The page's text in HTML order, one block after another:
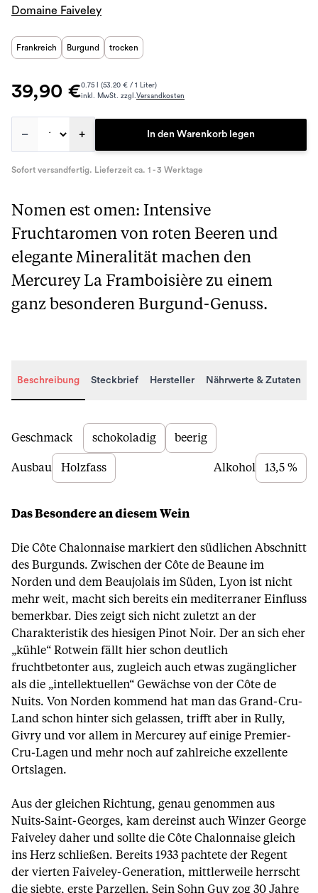
Domaine Faiveley
Frankreich Burgund trocken
39,90 €0.75 l (53.20 € / 1 Liter)
inkl. MwSt. zzgl.Versandkosten
– + In den Warenkorb legen
Sofort versandfertig. Lieferzeit ca. 1 - 3 Werktage
Nomen est omen: Intensive
Fruchtaromen von roten Beeren und
elegante Mineralität machen den
Mercurey La Framboisière zu einem
ganz besonderen Burgund-Genuss.
Beschreibung Steckbrief Hersteller Nährwerte & Zutaten
Beschreibung
Geschmack schokoladig beerig
Ausbau Holzfass Alkohol 13,5 %
Das Besondere an diesem Wein
Die Côte Chalonnaise markiert den südlichen Abschnitt
des Burgunds. Zwischen der Côte de Beaune im
Norden und dem Beaujolais im Süden, Lyon ist nicht
mehr weit, macht sich bereits ein mediterraner Einfluss
bemerkbar. Dies zeigt sich nicht zuletzt an der
Charakteristik des hiesigen Pinot Noir. Der an sich eher
„kühle“ Rotwein fällt hier schon deutlich
fruchtbetonter aus, zugleich auch etwas zugänglicher
als die „intellektuellen“ Gewächse von der Côte de
Nuits. Von Norden kommend hat man das Grand-Cru-
Land schon hinter sich gelassen, trifft aber in Rully,
Givry und vor allem in Mercurey auf einige Premier-
Cru-Lagen und mehr noch auf zahlreiche exzellente
Ortslagen.
Aus der gleichen Richtung, genau genommen aus
Nuits-Saint-Georges, kam dereinst auch Winzer George
Faiveley daher und sollte die Côte Chalonnaise gleich
ins Herz schließen. Bereits 1933 pachtete der Regent
der vierten Faiveley-Generation, mittlerweile herrscht
die siebte, erste Parzellen. Sein Sohn Guy zog 30 Jahre